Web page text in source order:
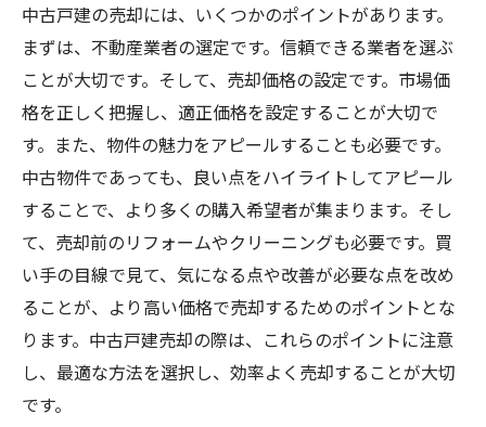
中古戸建の売却には、いくつかのポイントがあります。
まずは、不動産業者の選定です。信頼できる業者を選ぶ
ことが大切です。そして、売却価格の設定です。市場価
格を正しく把握し、適正価格を設定することが大切で
す。また、物件の魅力をアピールすることも必要です。
中古物件であっても、良い点をハイライトしてアピール
することで、より多くの購入希望者が集まります。そし
て、売却前のリフォームやクリーニングも必要です。買
い手の目線で見て、気になる点や改善が必要な点を改め
ることが、より高い価格で売却するためのポイントとな
ります。中古戸建売却の際は、これらのポイントに注意
し、最適な方法を選択し、効率よく売却することが大切
です。